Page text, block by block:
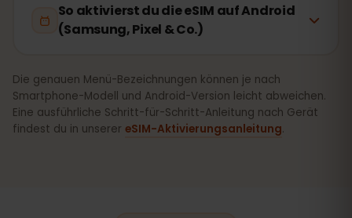
So aktivierst du die eSIM auf Android
(Samsung, Pixel & Co.)
Die genauen Menü-Bezeichnungen können je nach
Smartphone-Modell und Android-Version leicht abweichen.
Eine ausführliche Schritt-für-Schritt-Anleitung nach Gerät
findest du in unserer eSIM-Aktivierungsanleitung.